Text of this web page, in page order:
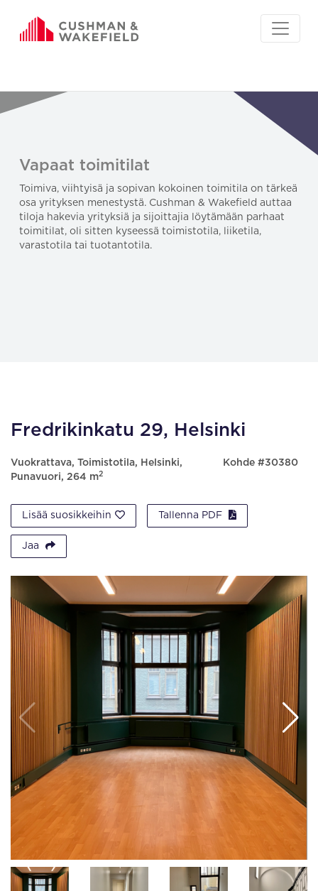
Vapaat toimitilat
Toimiva, viihtyisä ja sopivan kokoinen toimitila on tärkeä
osa yrityksen menestystä. Cushman & Wakefield auttaa
tiloja hakevia yrityksiä ja sijoittajia löytämään parhaat
toimitilat, oli sitten kyseessä toimistotila, liiketila,
varastotila tai tuotantotila.
Fredrikinkatu 29, Helsinki
Vuokrattava, Toimistotila, Helsinki,
Punavuori, 264 m2
Kohde #30380
Lisää suosikkeihin Tallenna PDF
Jaa